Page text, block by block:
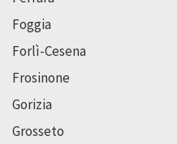
Foggia
Forlì-Cesena
Frosinone
Gorizia
Grosseto